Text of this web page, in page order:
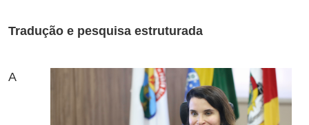
Tradução e pesquisa estruturada
A